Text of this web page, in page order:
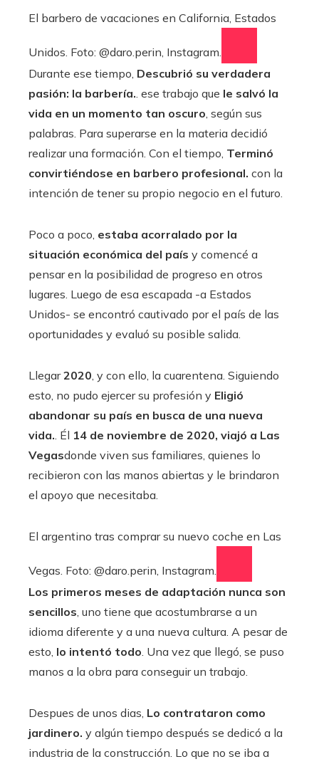
El barbero de vacaciones en California, Estados
Unidos. Foto: @daro.perin, Instagram.
Durante ese tiempo, Descubrió su verdadera
pasión: la barbería. . ese trabajo que le salvó la
vida en un momento tan oscuro , según sus
palabras. Para superarse en la materia decidió
realizar una formación. Con el tiempo, Terminó
convirtiéndose en barbero profesional. con la
intención de tener su propio negocio en el futuro.
Poco a poco, estaba acorralado por la
situación económica del país y comencé a
pensar en la posibilidad de progreso en otros
lugares. Luego de esa escapada -a Estados
Unidos- se encontró cautivado por el país de las
oportunidades y evaluó su posible salida.
Llegar2020 , y con ello, la cuarentena. Siguiendo
esto, no pudo ejercer su profesión y Eligió
abandonar su país en busca de una nueva
vida. . Él 14 de noviembre de 2020, viajó a Las
Vegasdonde viven sus familiares, quienes lo
recibieron con las manos abiertas y le brindaron
el apoyo que necesitaba.
El argentino tras comprar su nuevo coche en Las
Vegas. Foto: @daro.perin, Instagram.
Los primeros meses de adaptación nunca son
sencillos , uno tiene que acostumbrarse a un
idioma diferente y a una nueva cultura. A pesar de
esto, lo intentó todo . Una vez que llegó, se puso
manos a la obra para conseguir un trabajo.
Despues de unos dias, Lo contrataron como
jardinero. y algún tiempo después se dedicó a la
industria de la construcción. Lo que no se iba a